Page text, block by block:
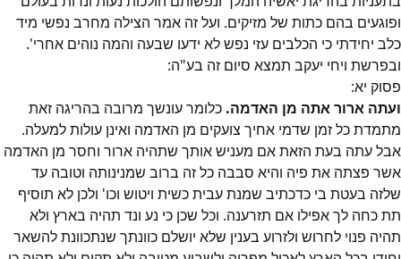
ופוגעים בהם כתות של מזיקים. ועל זה אמר הצילה מחרב נפשי מיד
כלב יחידתי כי הכלבים עזי נפש לא ידעו שבעה והמה נוהים אחרי'.
ובפרשת ויחי יעקב תמצא סיום זה בע"ה:
פסוק יא:
ועתה ארור אתה מן האדמה. כלומר עונשך מרובה בהריגה זאת
מתמדת כל זמן שדמי אחיך צועקים מן האדמה ואינן עולות למעלה.
אבל עתה בעת הזאת אם מעניש אותך שתהיה ארור וחסר מן האדמה
אשר פצתה את פיה והיא סבבה כל זה ברוב שמנינותה וטובה עד
שלזה בעטת בי כדכתיב שמנת עבית כשית ויטוש וכו' ולכן לא תוסיף
תת כחה לך אפילו אם תזרענה. וכל שכן כי נע ונד תהיה בארץ ולא
תהיה פנוי לחרוש ולזרוע בענין שלא יושלם כוונתך שנתכוונת להשאר